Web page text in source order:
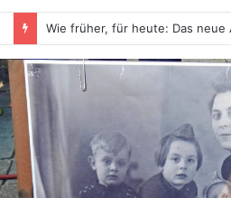
Wie früher, für heute: Das